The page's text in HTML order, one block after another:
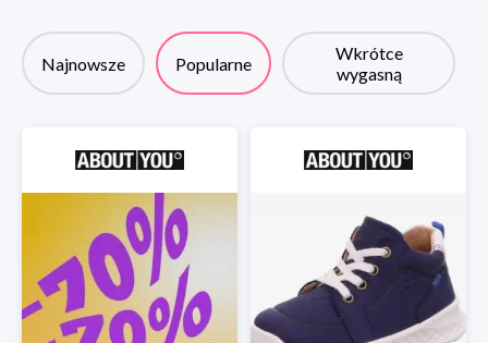
Najnowsze Popularne
Wkrótce
wygasną